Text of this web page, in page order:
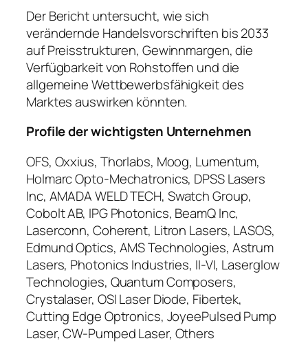
Der Bericht untersucht, wie sich
verändernde Handelsvorschriften bis 2033
auf Preisstrukturen, Gewinnmargen, die
Verfügbarkeit von Rohstoffen und die
allgemeine Wettbewerbsfähigkeit des
Marktes auswirken könnten.
Profile der wichtigsten Unternehmen
OFS, Oxxius, Thorlabs, Moog, Lumentum,
Holmarc Opto-Mechatronics, DPSS Lasers
Inc, AMADA WELD TECH, Swatch Group,
Cobolt AB, IPG Photonics, BeamQ Inc,
Laserconn, Coherent, Litron Lasers, LASOS,
Edmund Optics, AMS Technologies, Astrum
Lasers, Photonics Industries, II-VI, Laserglow
Technologies, Quantum Composers,
Crystalaser, OSI Laser Diode, Fibertek,
Cutting Edge Optronics, JoyeePulsed Pump
Laser, CW-Pumped Laser, Others